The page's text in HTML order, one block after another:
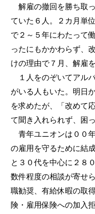
解雇の撤回を勝ち取
ていた６人。２カ月単
で２～５年にわたって
ったにもかかわらず、
けの理由で７月、解雇
１人をのぞいてアル
がいる人もいた。明日
を求めたが、「改めて
て聞き入れられず、困
青年ユニオンは００
の雇用を守るために結
と３０代を中心に２８
数件程度の相談が寄せ
職勧奨、有給休暇の取
険・雇用保険への加入